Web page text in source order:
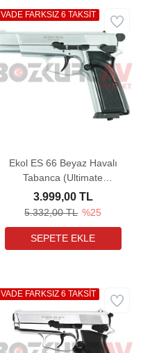
Ekol ES 66 Beyaz Havalı
Tabanca (Ultimate
Combo)
5.332,00 TL %25
3.999,00 TL
VADE FARKSIZ 6 TAKSİT
VADE FARKSIZ 6 TAKSİT